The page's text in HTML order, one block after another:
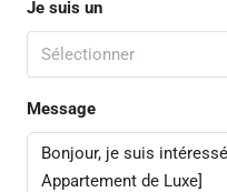
Je suis un
Sélectionner
Message